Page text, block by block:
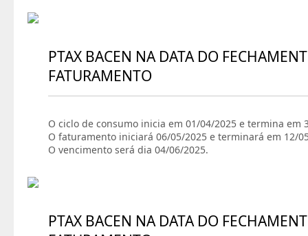
PTAX BACEN NA DATA DO
FATURAMENTO
O ciclo de consumo inicia em 01/04/2025 e termina em
O faturamento iniciará 06/05/2025 e terminará em 12/
O vencimento será dia 04/06/2025.
PTAX BACEN NA DATA DO